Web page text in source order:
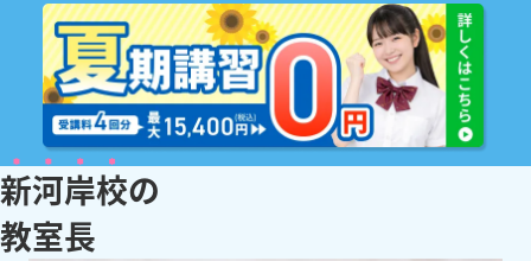
新河岸校の
教室長